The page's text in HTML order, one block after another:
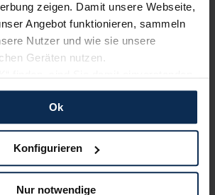
zeigen. Damit unsere Webseite,
Angebot funktionieren, sammeln
Nutzer und wie sie unsere
Geräten nutzen.
Cookies für unseren Service zu
Daten an Dritte weiterzugeben,
Falls Sie dem nicht
beschränken wir uns auf die
zuschneiden und Sie somit nicht
Ok
Konfigurieren
Nur notwendige
eine hohe